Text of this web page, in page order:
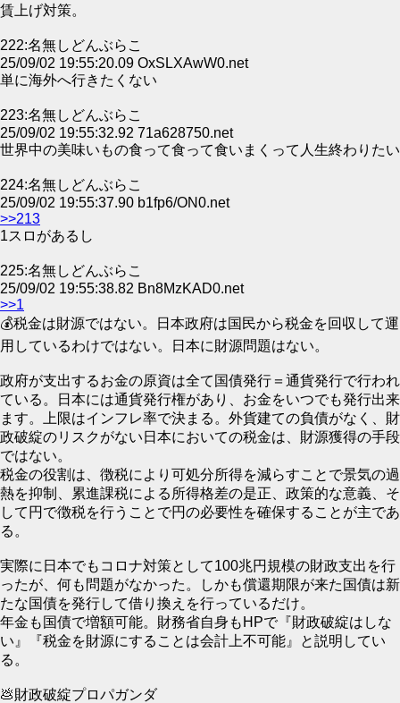
賃上げ対策。
222:名無しどんぶらこ
25/09/02 19:55:20.09 OxSLXAwW0.net
単に海外へ行きたくない
223:名無しどんぶらこ
25/09/02 19:55:32.92 71a628750.net
世界中の美味いもの食って食って食いまくって人生終わりたい
224:名無しどんぶらこ
25/09/02 19:55:37.90 b1fp6/ON0.net
>>213
1スロがあるし
225:名無しどんぶらこ
25/09/02 19:55:38.82 Bn8MzKAD0.net
>>1
💰税金は財源ではない。日本政府は国民から税金を回収して運
用しているわけではない。日本に財源問題はない。
政府が支出するお金の原資は全て国債発行＝通貨発行で行われ
ている。日本には通貨発行権があり、お金をいつでも発行出来
ます。上限はインフレ率で決まる。外貨建ての負債がなく、財
政破綻のリスクがない日本においての税金は、財源獲得の手段
ではない。
税金の役割は、徴税により可処分所得を減らすことで景気の過
熱を抑制、累進課税による所得格差の是正、政策的な意義、そ
して円で徴税を行うことで円の必要性を確保することが主であ
る。
実際に日本でもコロナ対策として100兆円規模の財政支出を行
ったが、何も問題がなかった。しかも償還期限が来た国債は新
たな国債を発行して借り換えを行っているだけ。
年金も国債で増額可能。財務省自身もHPで『財政破綻はしな
い』『税金を財源にすることは会計上不可能』と説明してい
る。
💩財政破綻プロパガンダ